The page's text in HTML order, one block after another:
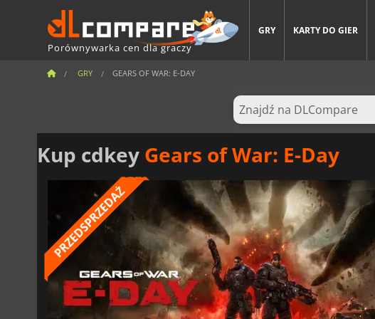
Porównywarka cen dla graczy
GRY KARTY DO GIER
GRY GEARS OF WAR: E-DAY
Kup cdkey Gears of War: E-Day